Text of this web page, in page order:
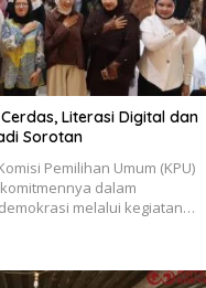
Literasi Digital dan
Sorotan
Pemilihan Umum (KPU)
dalam
melalui kegiatan…